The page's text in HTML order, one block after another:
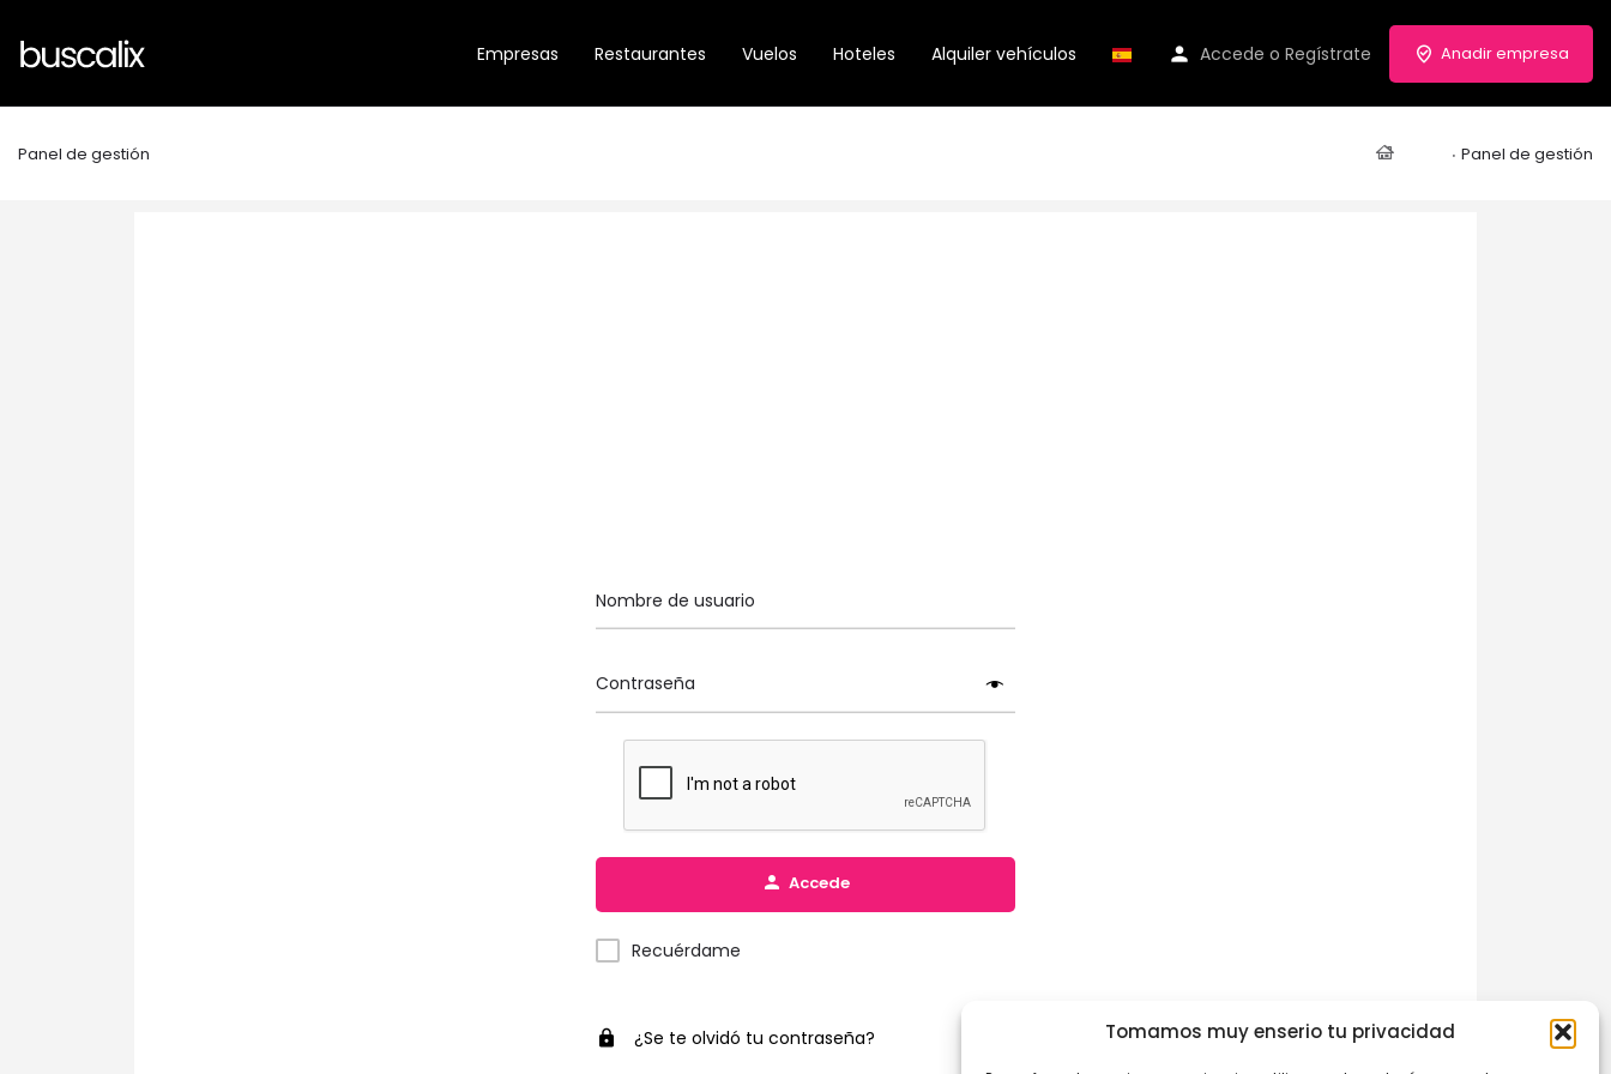
Tomamos muy enserio tu privacidad
Empresas Restaurantes Vuelos Hoteles Alquiler vehículos Accede o Regístrate Anadir empresa
Panel de gestión Panel de gestión
Nombre de usuario
Contraseña
Accede
Recuérdame
¿Se te olvidó tu contraseña?